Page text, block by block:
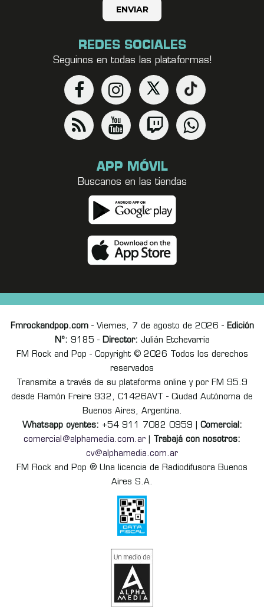
REDES SOCIALES
Seguinos en todas las plataformas!
APP MÓVIL
Buscanos en las tiendas
Fmrockandpop.com- Viernes, 7 de agosto de 2026 - Edición
Nº: 9185 - Director: Julián Etchevarria
FM Rock and Pop - Copyright © 2026 Todos los derechos
reservados
Transmite a través de su plataforma online y por FM 95.9
desde Ramón Freire 932, C1426AVT - Ciudad Autónoma de
Buenos Aires, Argentina.
Whatsapp oyentes: +54 911 7082 0959 | Comercial:
comercial@alphamedia.com.ar
Trabajá con nosotros:
cv@alphamedia.com.ar
FM Rock and Pop ® Una licencia de Radiodifusora Buenos
Aires S.A.